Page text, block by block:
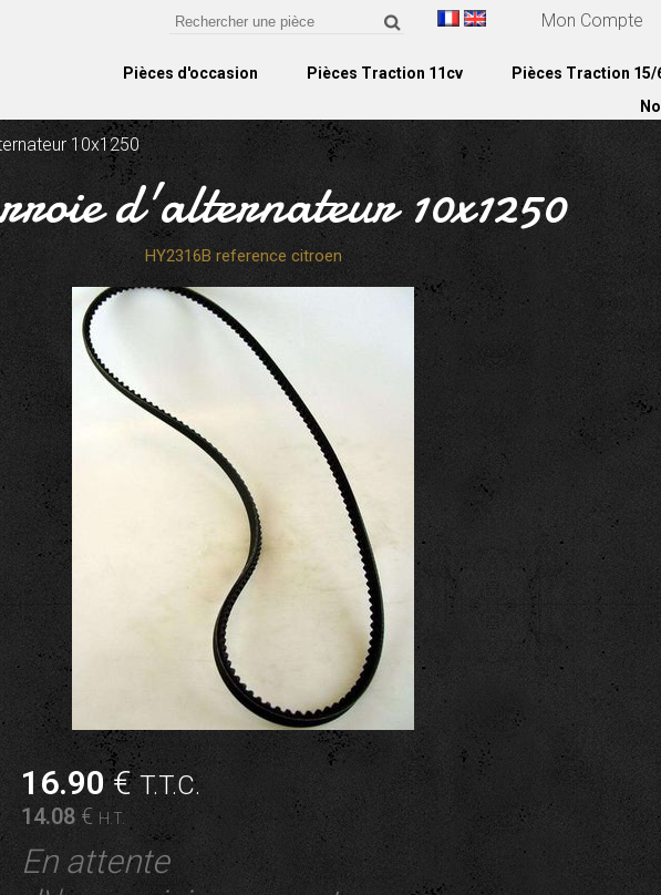
Mon Compte
Pièces d'occasion Pièces Traction 11cv Pièces Traction 15/
10x1250
d'alternateur 10x1250
HY2316B reference citroen
16.90€T.T.C.
14.08 € H.T.
En attente